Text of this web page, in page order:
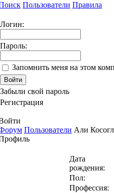
Пользователи Правила
Логин:
Пароль:
Запомнить меня на этом
Забыли свой пароль
Регистрация
Пользователи Али
Дата
рождения:
Пол:
Профессия: